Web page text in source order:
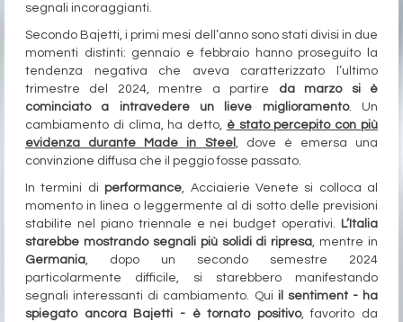
segnali incoraggianti.
Secondo Bajetti, i primi mesi dell’anno sono stati divisi in due
momenti distinti: gennaio e febbraio hanno proseguito la
tendenza negativa che aveva caratterizzato l’ultimo
trimestre del 2024, mentre a partire da marzo si è
cominciato a intravedere un lieve miglioramento. Un
cambiamento di clima, ha detto, è stato percepito con più
evidenza durante Made in Steel , dove è emersa una
convinzione diffusa che il peggio fosse passato.
In termini di performance, Acciaierie Venete si colloca al
momento in linea o leggermente al di sotto delle previsioni
stabilite nel piano triennale e nei budget operativi.
L’Italia
starebbe mostrando segnali più solidi di ripresa, mentre in
Germania, dopo un secondo semestre 2024
particolarmente difficile, si starebbero manifestando
segnali interessanti di cambiamento. Qui il sentiment - ha
spiegato ancora Bajetti - è tornato positivo, favorito da